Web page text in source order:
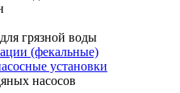
грязной воды
(фекальные)
установки
насосов